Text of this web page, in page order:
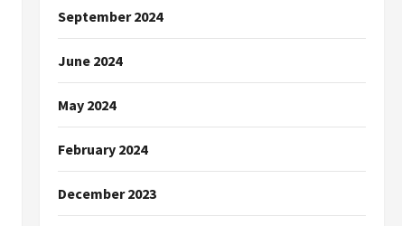
September 2024
June 2024
May 2024
February 2024
December 2023